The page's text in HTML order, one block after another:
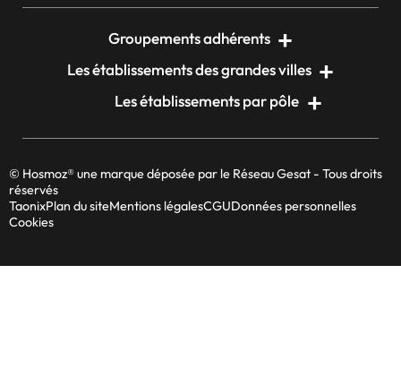
Groupements adhérents
Les établissements des grandes villes
Les établissements par pôle
© Hosmoz® une marque déposée par le Réseau Gesat - Tous droits
réservés
TaonixPlan du siteMentions légalesCGUDonnées personnelles
Cookies